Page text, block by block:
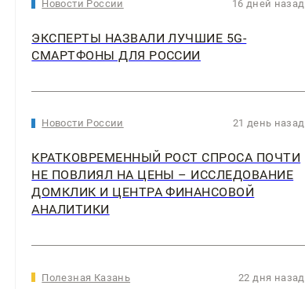
Новости России 16 дней назад
ЭКСПЕРТЫ НАЗВАЛИ ЛУЧШИЕ 5G-
СМАРТФОНЫ ДЛЯ РОССИИ
Новости России 21 день назад
КРАТКОВРЕМЕННЫЙ РОСТ СПРОСА ПОЧТИ
НЕ ПОВЛИЯЛ НА ЦЕНЫ – ИССЛЕДОВАНИЕ
ДОМКЛИК И ЦЕНТРА ФИНАНСОВОЙ
АНАЛИТИКИ
Полезная Казань 22 дня назад